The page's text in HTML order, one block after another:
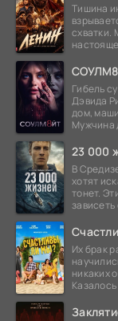
Тишина
схватки.
Гибель
Дэвида
дом,
Мужчина
23 000
В
хотят
тонет.
Их брак
никаких